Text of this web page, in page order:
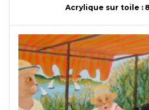
Acrylique sur toile :